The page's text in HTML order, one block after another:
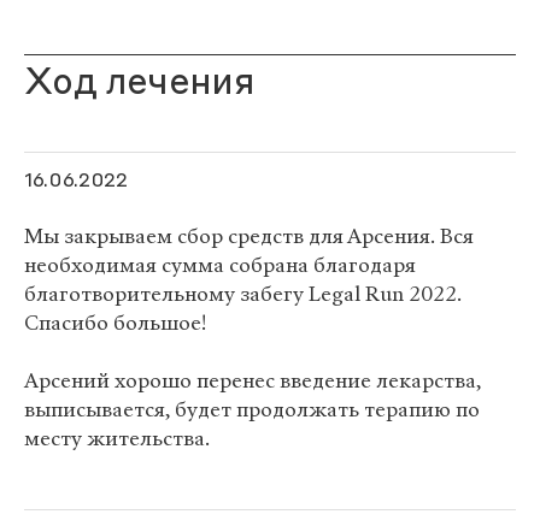
Ход лечения
16.06.2022
Мы закрываем сбор средств для Арсения. Вся
необходимая сумма собрана благодаря
благотворительному забегу Legal Run 2022.
Спасибо большое!
Арсений хорошо перенес введение лекарства,
выписывается, будет продолжать терапию по
месту жительства.